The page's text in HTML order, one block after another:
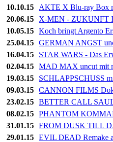
10.10.15
AKTE X Blu-ray Box
20.06.15
X-MEN - ZUKUNFT
10.05.15 Koch bringt Argento
25.04.15 GERMAN ANGST
16.04.15
STAR WARS - Das
02.04.15 MAD MAX uncut mit
19.03.15
SCHLAPPSCHUSS
09.03.15 CANNON FILMS
23.02.15 BETTER CALL
08.02.15 PHANTOM
31.01.15 FROM DUSK TILL
29.01.15 EVIL DEAD Remake